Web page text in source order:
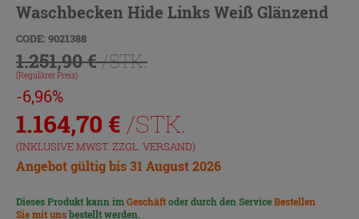
Waschbecken Hide Links Weiß Glänzend
CODE: 9021388
1.251,90 €/STK.
(Regulärer Preis)
-6,96%
1.164,70 € /STK.
(INKLUSIVE MWST. ZZGL. VERSAND)
Angebot gültig bis 31 August 2026
Dieses Produkt kann imGeschäftoder durch den ServiceBestellen
Sie mit unsbestellt werden.